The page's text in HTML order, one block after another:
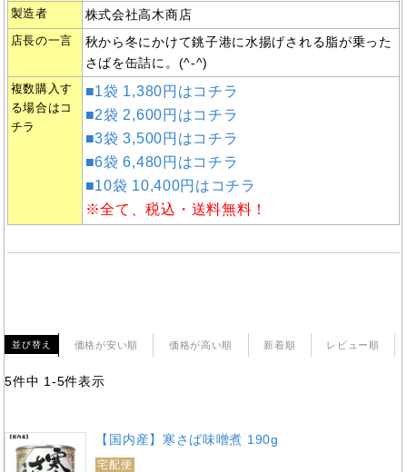
製造者 株式会社高木商店
店長の一言
秋から冬にかけて銚子港に水揚げされる脂が乗った
さばを缶詰に。(^-^)
複数購入す
る場合はコ
チラ
■1袋 1,380円はコチラ
■2袋 2,600円はコチラ
■3袋 3,500円はコチラ
■6袋 6,480円はコチラ
■10袋 10,400円はコチラ
※全て、税込・送料無料！
並び替え 価格が安い順 価格が高い順 新着順 レビュー順
5件中 1 -5件表示
【国内産】寒さば味噌煮 190g
宅配便